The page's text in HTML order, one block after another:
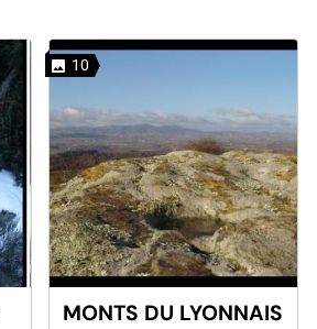
10
MONTS DU LYONNAIS